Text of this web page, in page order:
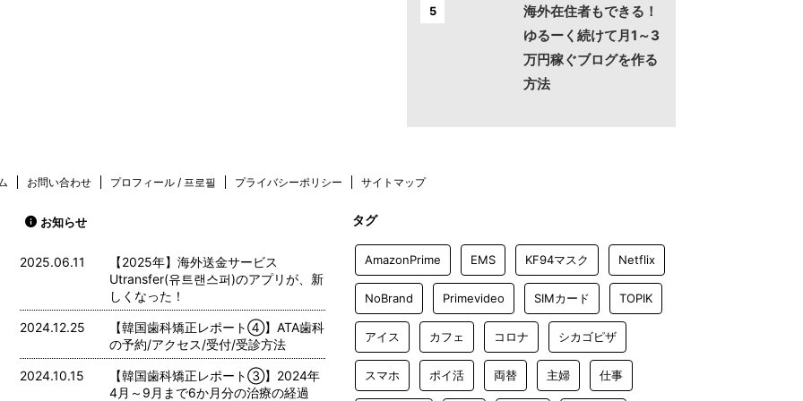
5
海外在住者もできる！
ゆるーく続けて月1～3
万円稼ぐブログを作る
方法
お問い合わせ プロフィール / 프로필 プライバシーポリシー サイトマップ
お知らせ
2025.06.11
【2025年】海外送金サービス
Utransfer(유트랜스퍼)のアプリが、新
しくなった！
2024.12.25
【韓国歯科矯正レポート➃】ATA歯科
の予約/アクセス/受付/受診方法
2024.10.15
【韓国歯科矯正レポート➂】2024年
4月～9月まで6か月分の治療の経過
タグ
AmazonPrime EMS KF94マスク Netflix
NoBrand Primevideo SIMカード TOPIK
アイス カフェ コロナ シカゴピザ
スマホ ポイ活 両替 主婦 仕事